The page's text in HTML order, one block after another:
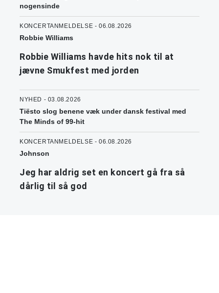
nogensinde
KONCERTANMELDELSE - 06.08.2026
Robbie Williams
Robbie Williams havde hits nok til at
jævne Smukfest med jorden
NYHED - 03.08.2026
Tiësto slog benene væk under dansk festival med
The Minds of 99-hit
KONCERTANMELDELSE - 06.08.2026
Johnson
Jeg har aldrig set en koncert gå fra så
dårlig til så god